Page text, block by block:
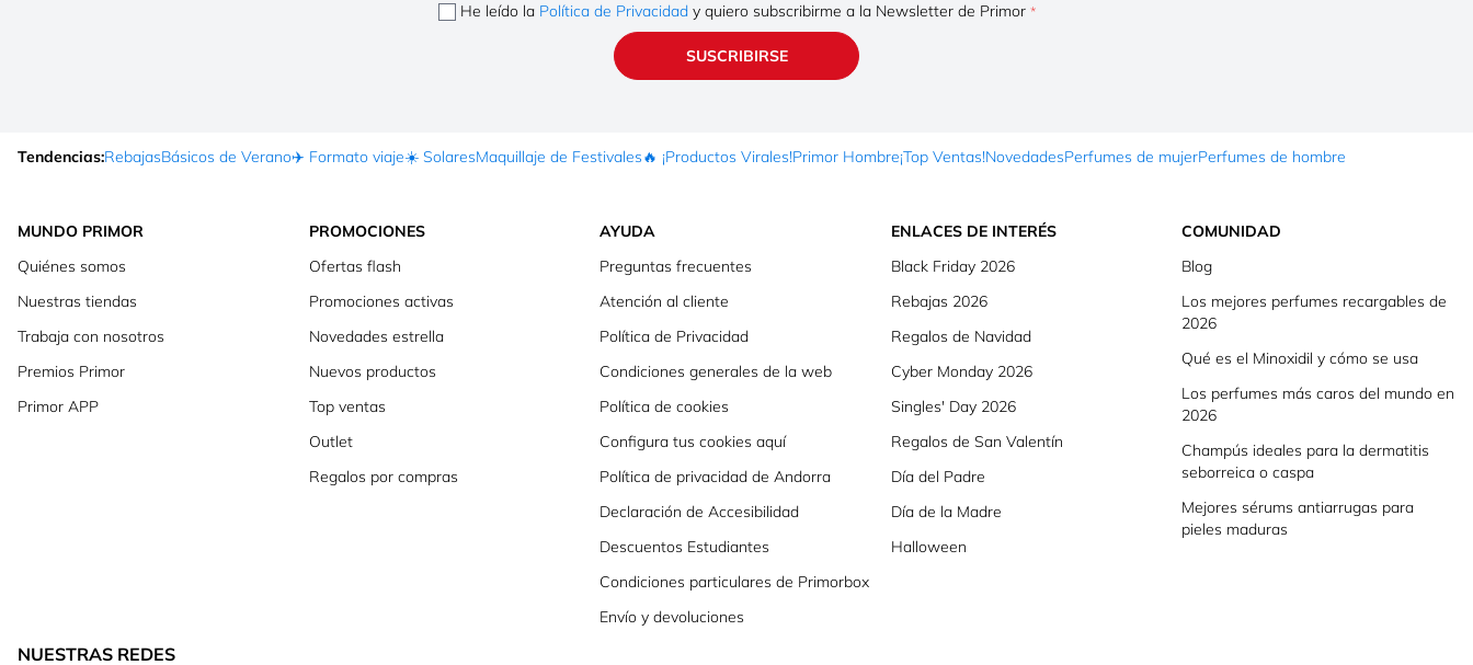
He leído la Política de Privacidady quiero subscribirme a la Newsletter de Primor
SUSCRIBIRSE
Tendencias:RebajasBásicos de Verano✈️ Formato viaje☀️ SolaresMaquillaje de Festivales🔥 ¡Productos Virales!Primor Hombre¡Top Ventas!NovedadesPerfumes de mujerPerfumes de hombre
MUNDO PRIMOR
Quiénes somos
Nuestras tiendas
Trabaja con nosotros
Premios Primor
Primor APP
PROMOCIONES
Ofertas flash
Promociones activas
Novedades estrella
Nuevos productos
Top ventas
Outlet
Regalos por compras
AYUDA
Preguntas frecuentes
Atención al cliente
Política de Privacidad
Condiciones generales de la web
Política de cookies
Configura tus cookies aquí
Política de privacidad de Andorra
Declaración de Accesibilidad
Descuentos Estudiantes
Condiciones particulares de Primorbox
Envío y devoluciones
ENLACES DE INTERÉS
Black Friday 2026
Rebajas 2026
Regalos de Navidad
Cyber Monday 2026
Singles' Day 2026
Regalos de San Valentín
Día del Padre
Día de la Madre
Halloween
COMUNIDAD
Blog
Los mejores perfumes recargables de
2026
Qué es el Minoxidil y cómo se usa
Los perfumes más caros del mundo en
2026
Champús ideales para la dermatitis
seborreica o caspa
Mejores sérums antiarrugas para
pieles maduras
NUESTRAS REDES